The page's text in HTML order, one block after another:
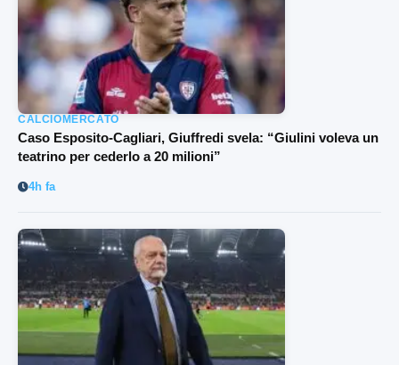
CALCIOMERCATO
Caso Esposito-Cagliari, Giuffredi svela: “Giulini voleva un
teatrino per cederlo a 20 milioni”
4h fa